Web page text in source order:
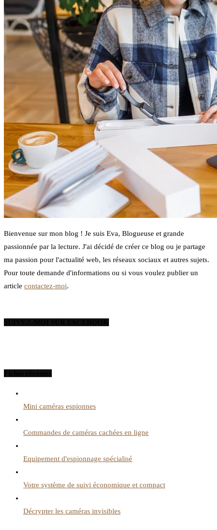
Bienvenue sur mon blog ! Je suis Eva, Blogueuse et grande
passionnée par la lecture. J'ai décidé de créer ce blog ou je partage
ma passion pour l'actualité web, les réseaux sociaux et autres sujets.
Pour toute demande d'informations ou si vous voulez publier un
article contactez-moi.
Mini caméras espionnes
Commandes de caméras cachées en ligne
Equipement d'espionnage spécialisé
Votre système de suivi économique et compact
Décrypter les caméras invisibles